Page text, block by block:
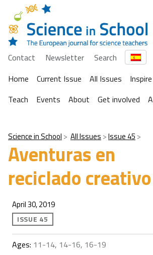
Contact Newsletter
Search
Home
Current Issue All Issues Inspire
Teach
Events About Get involved
Science in School All Issues Issue 45
Aventuras en
reciclado creativo
April 30, 2019
ISSUE 45
Ages: 11-14, 14-16, 16-19